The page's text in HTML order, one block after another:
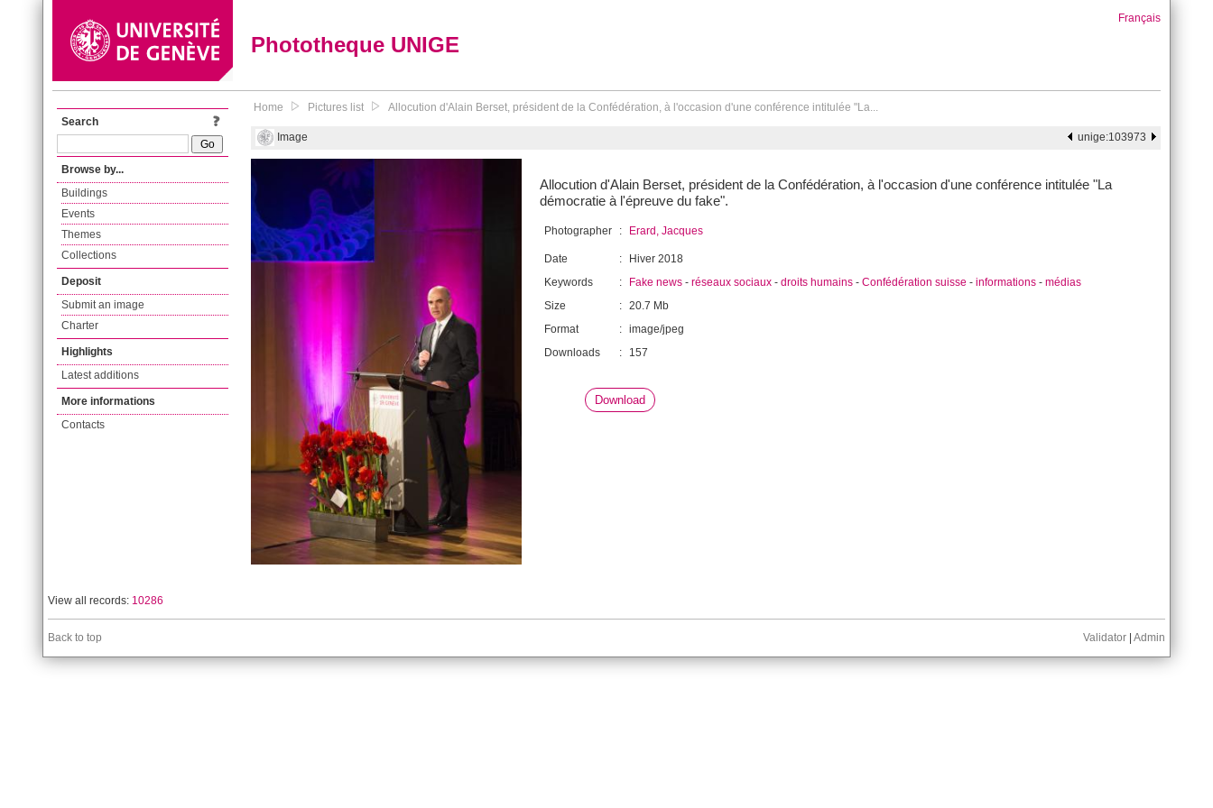
Phototheque UNIGE
Français
Search
Browse by...
Buildings
Events
Themes
Collections
Deposit
Submit an image
Charter
Highlights
Latest additions
More informations
Contacts
Home Pictures list Allocution d'Alain Berset, président de la Confédération, à l'occasion d'une conférence intitulée "La...
Image unige:103973
Allocution d'Alain Berset, président de la Confédération, à l'occasion d'une conférence intitulée "La
démocratie à l'épreuve du fake".
Photographer : Erard, Jacques
Date :
Hiver 2018
Keywords
: Fake news - réseaux sociaux - droits humains - Confédération suisse - informations - médias
Size
: 20.7 Mb
Format
: image/jpeg
Downloads
: 157
Download
View all records: 10286
Back to top Validator Admin